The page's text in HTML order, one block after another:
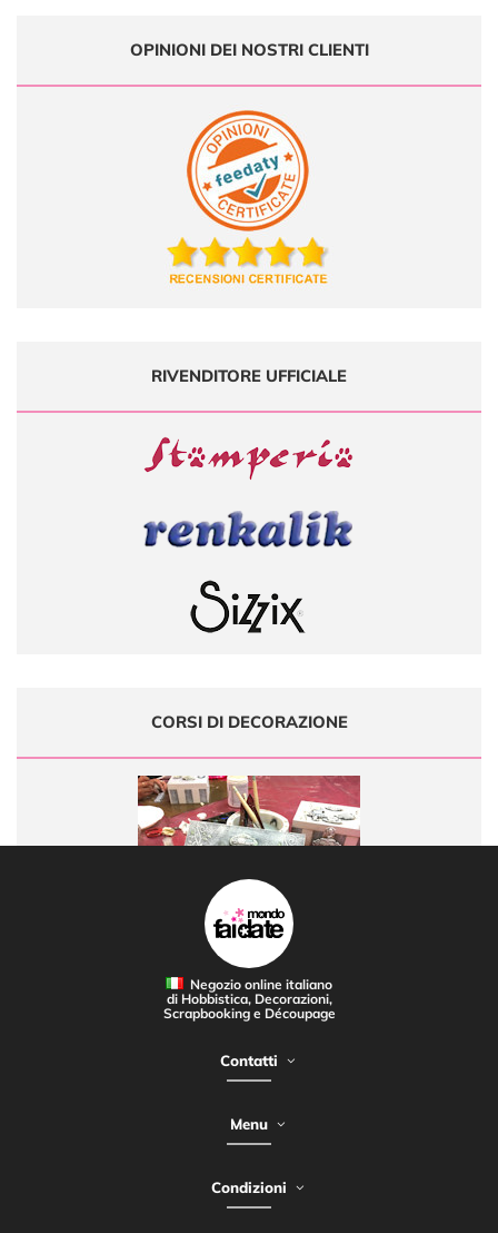
OPINIONI DEI NOSTRI CLIENTI
RIVENDITORE UFFICIALE
CORSI DI DECORAZIONE
Negozio online italiano
di Hobbistica, Decorazioni,
Scrapbooking e Découpage
Contatti
Menu
Condizioni